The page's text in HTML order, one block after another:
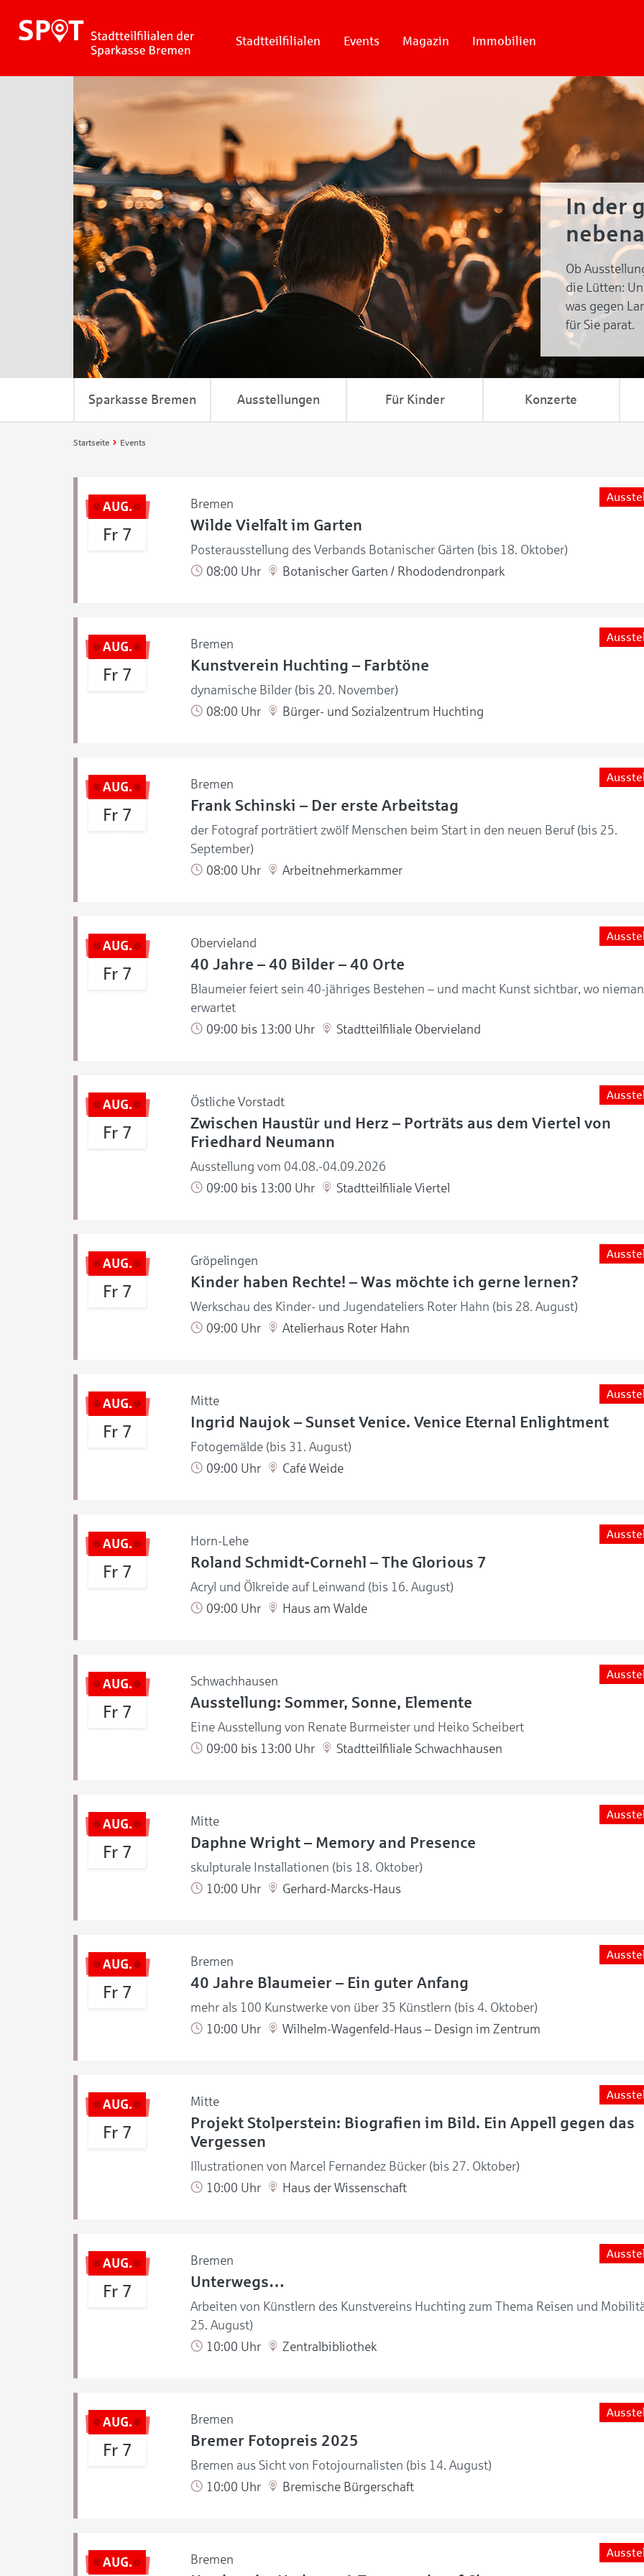
Stadtteilfilialen Events Magazin Immobilien
In der
Ob
die Lütten:
was gegen
für Sie parat.
Sparkasse Bremen Ausstellungen Für Kinder Konzerte
Startseite Events
AUG.
Fr 7
Bremen
Wilde Vielfalt im Garten
Posterausstellung des Verbands Botanischer Gärten (bis 18. Oktober)
08:00 Uhr
Botanischer Garten / Rhododendronpark
AUG.
Fr 7
Bremen
Kunstverein Huchting – Farbtöne
dynamische Bilder (bis 20. November)
08:00 Uhr
Bürger- und Sozialzentrum Huchting
AUG.
Fr 7
Bremen
Frank Schinski – Der erste Arbeitstag
der Fotograf porträtiert zwölf Menschen beim Start in den neuen Beruf (bis 25.
September)
08:00 Uhr
Arbeitnehmerkammer
AUG.
Fr 7
Obervieland
40 Jahre – 40 Bilder – 40 Orte
Blaumeier feiert sein 40-jähriges Bestehen – und macht Kunst sichtbar, wo
erwartet
09:00 bis 13:00 Uhr
Stadtteilfiliale Obervieland
AUG.
Fr 7
Östliche Vorstadt
Zwischen Haustür und Herz – Porträts aus dem Viertel von
Friedhard Neumann
Ausstellung vom 04.08.-04.09.2026
09:00 bis 13:00 Uhr
Stadtteilfiliale Viertel
AUG.
Fr 7
Gröpelingen
Kinder haben Rechte! – Was möchte ich gerne lernen?
Werkschau des Kinder- und Jugendateliers Roter Hahn (bis 28. August)
09:00 Uhr
Atelierhaus Roter Hahn
AUG.
Fr 7
Mitte
Ingrid Naujok – Sunset Venice. Venice Eternal Enlightment
Fotogemälde (bis 31. August)
09:00 Uhr
Café Weide
AUG.
Fr 7
Horn-Lehe
Roland Schmidt-Cornehl – The Glorious 7
Acryl und Ölkreide auf Leinwand (bis 16. August)
09:00 Uhr
Haus am Walde
AUG.
Fr 7
Schwachhausen
Ausstellung: Sommer, Sonne, Elemente
Eine Ausstellung von Renate Burmeister und Heiko Scheibert
09:00 bis 13:00 Uhr
Stadtteilfiliale Schwachhausen
AUG.
Fr 7
Mitte
Daphne Wright – Memory and Presence
skulpturale Installationen (bis 18. Oktober)
10:00 Uhr
Gerhard-Marcks-Haus
AUG.
Fr 7
Bremen
40 Jahre Blaumeier – Ein guter Anfang
mehr als 100 Kunstwerke von über 35 Künstlern (bis 4. Oktober)
10:00 Uhr
Wilhelm-Wagenfeld-Haus – Design im Zentrum
AUG.
Fr 7
Mitte
Projekt Stolperstein: Biografien im Bild. Ein Appell gegen das
Vergessen
Illustrationen von Marcel Fernandez Bücker (bis 27. Oktober)
10:00 Uhr
Haus der Wissenschaft
AUG.
Fr 7
Bremen
Unterwegs…
Arbeiten von Künstlern des Kunstvereins Huchting zum Thema Reisen und
25. August)
10:00 Uhr
Zentralbibliothek
AUG.
Fr 7
Bremen
Bremer Fotopreis 2025
Bremen aus Sicht von Fotojournalisten (bis 14. August)
10:00 Uhr
Bremische Bürgerschaft
AUG. Bremen